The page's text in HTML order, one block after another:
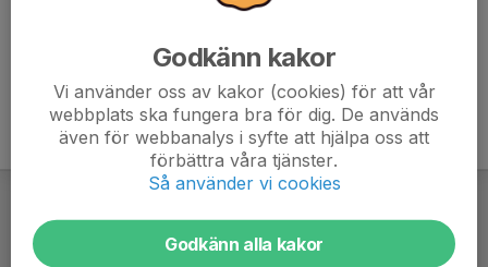
Godkänn kakor
Vi använder oss av kakor (cookies) för att vår
webbplats ska fungera bra för dig. De används
även för webbanalys i syfte att hjälpa oss att
förbättra våra tjänster.
Så använder vi cookies
Godkänn alla kakor